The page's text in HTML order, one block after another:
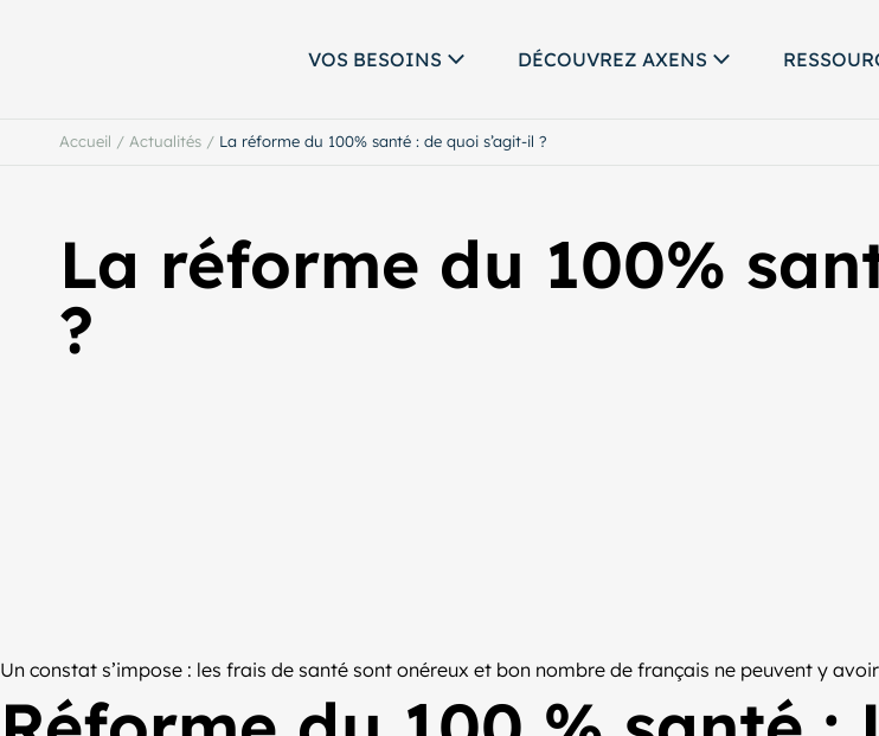
VOS BESOINS DÉCOUVREZ AXENS
Accueil / Actualités / La réforme du 100% santé : de quoi s’agit-il ?
La réforme du 100%
?
Un constat s’impose : les frais de santé sont onéreux et bon nombre de français ne peuvent y